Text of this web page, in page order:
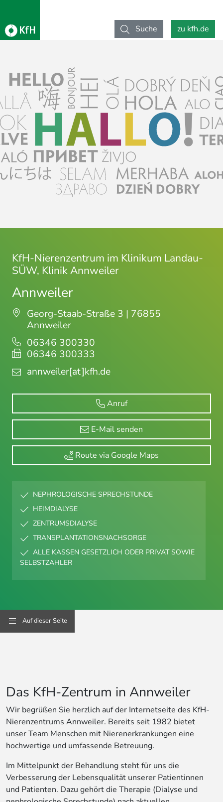
Suche zu kfh.de
KfH-Nierenzentrum im Klinikum Landau-
SÜW, Klinik Annweiler
Annweiler
Georg-Staab-Straße 3 | 76855
Annweiler
06346 300330
06346 300333
annweiler[at]kfh.de
Anruf
E-Mail senden
Route via Google Maps
NEPHROLOGISCHE SPRECHSTUNDE
HEIMDIALYSE
ZENTRUMSDIALYSE
TRANSPLANTATIONSNACHSORGE
ALLE KASSEN GESETZLICH ODER PRIVAT SOWIE
SELBSTZAHLER
Auf dieser Seite
Das KfH-Zentrum in Annweiler
Wir begrüßen Sie herzlich auf der Internetseite des KfH-
Nierenzentrums Annweiler. Bereits seit 1982 bietet
unser Team Menschen mit Nierenerkrankungen eine
hochwertige und umfassende Betreuung.
Im Mittelpunkt der Behandlung steht für uns die
Verbesserung der Lebensqualität unserer Patientinnen
und Patienten. Dazu gehört die Therapie (Dialyse und